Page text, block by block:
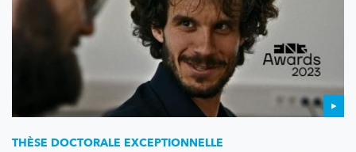
THÈSE DOCTORALE EXCEPTIONNELLE